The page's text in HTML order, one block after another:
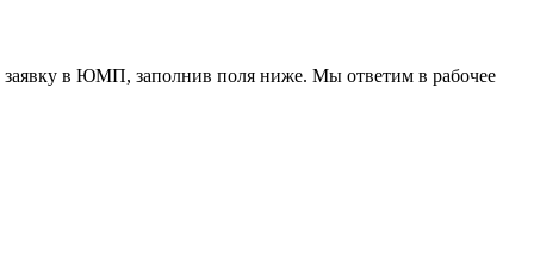
в ЮМП, заполнив поля ниже. Mы ответим в рабочее